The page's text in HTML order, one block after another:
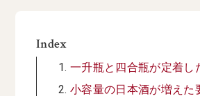
Index
一升瓶と四合瓶が定着し
小容量の日本酒が増えた